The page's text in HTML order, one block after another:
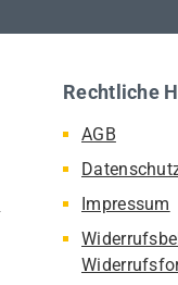
Rechtliche
AGB
Impressum